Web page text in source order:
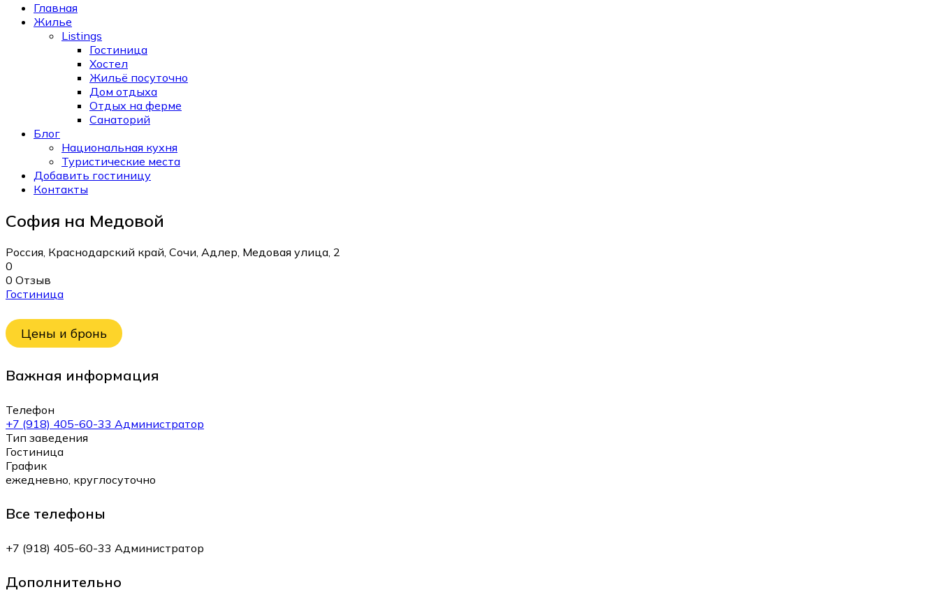
Главная
Жилье
Listings
Гостиница
Хостел
Жильё посуточно
Дом отдыха
Отдых на ферме
Санаторий
Блог
Национальная кухня
Туристические места
Добавить гостиницу
Контакты
София на Медовой
Россия, Краснодарский край, Сочи, Адлер, Медовая улица, 2
0
0 Отзыв
Гостиница
Цены и бронь
Важная информация
Телефон
+7 (918) 405-60-33 Администратор
Тип заведения
Гостиница
График
ежедневно, круглосуточно
Все телефоны
+7 (918) 405-60-33 Администратор
Дополнительно